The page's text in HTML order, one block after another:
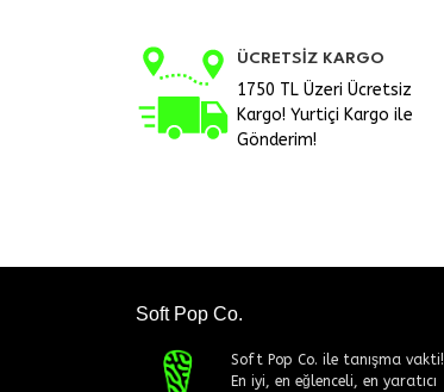
ÜCRETSİZ KARGO
1750 TL Üzeri Ücretsiz
Kargo! Yurtiçi Kargo ile
Gönderim!
Soft Pop Co.
Soft Pop Co. ile tanışma vakti!
En iyi, en eğlenceli, en yaratıcı